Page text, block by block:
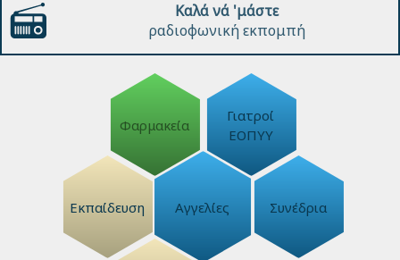
Καλά νά 'μάστε
ραδιοφωνική εκπομπή
Φαρμακεία
Γιατροί
ΕΟΠΥΥ
Εκπαίδευση Αγγελίες Συνέδρια